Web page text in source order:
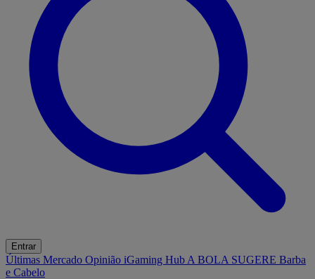
Entrar
Últimas Mercado Opinião iGaming Hub A BOLA SUGERE Barba
e Cabelo